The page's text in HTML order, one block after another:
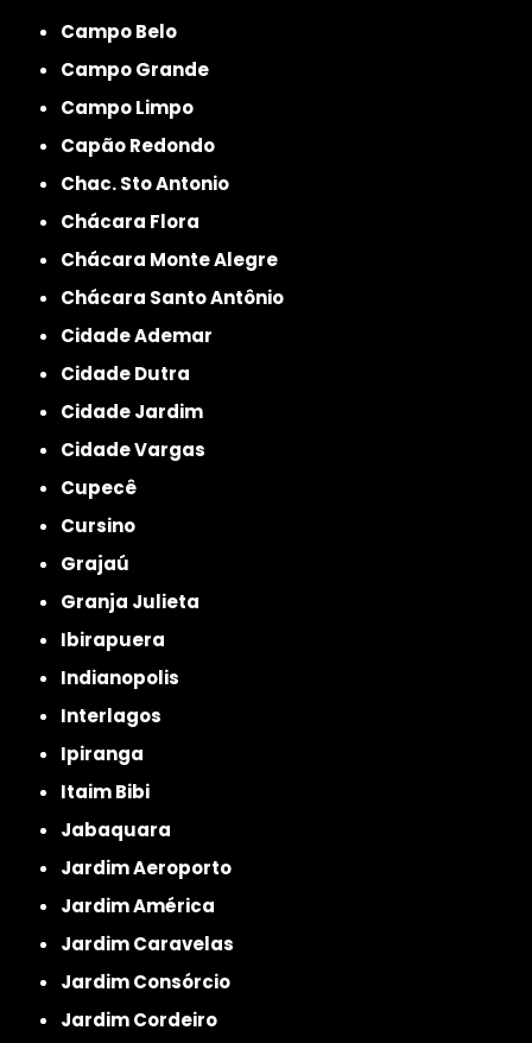
Campo Belo
Campo Grande
Campo Limpo
Capão Redondo
Chac. Sto Antonio
Chácara Flora
Chácara Monte Alegre
Chácara Santo Antônio
Cidade Ademar
Cidade Dutra
Cidade Jardim
Cidade Vargas
Cupecê
Cursino
Grajaú
Granja Julieta
Ibirapuera
Indianopolis
Interlagos
Ipiranga
Itaim Bibi
Jabaquara
Jardim Aeroporto
Jardim América
Jardim Caravelas
Jardim Consórcio
Jardim Cordeiro